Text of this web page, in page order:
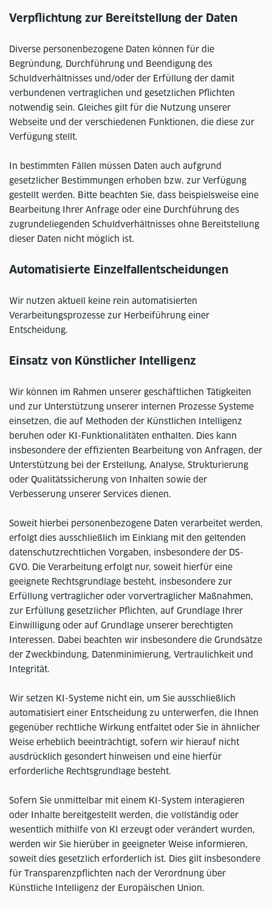
Verpflichtung zur Bereitstellung der Daten
Diverse personenbezogene Daten können für die
Begründung, Durchführung und Beendigung des
Schuldverhältnisses und/oder der Erfüllung der damit
verbundenen vertraglichen und gesetzlichen Pflichten
notwendig sein. Gleiches gilt für die Nutzung unserer
Webseite und der verschiedenen Funktionen, die diese zur
Verfügung stellt.
In bestimmten Fällen müssen Daten auch aufgrund
gesetzlicher Bestimmungen erhoben bzw. zur Verfügung
gestellt werden. Bitte beachten Sie, dass beispielsweise eine
Bearbeitung Ihrer Anfrage oder eine Durchführung des
zugrundeliegenden Schuldverhältnisses ohne Bereitstellung
dieser Daten nicht möglich ist.
Automatisierte Einzelfallentscheidungen
Wir nutzen aktuell keine rein automatisierten
Verarbeitungsprozesse zur Herbeiführung einer
Entscheidung.
Einsatz von Künstlicher Intelligenz
Wir können im Rahmen unserer geschäftlichen Tätigkeiten
und zur Unterstützung unserer internen Prozesse Systeme
einsetzen, die auf Methoden der Künstlichen Intelligenz
beruhen oder KI-Funktionalitäten enthalten. Dies kann
insbesondere der effizienten Bearbeitung von Anfragen, der
Unterstützung bei der Erstellung, Analyse, Strukturierung
oder Qualitätssicherung von Inhalten sowie der
Verbesserung unserer Services dienen.
Soweit hierbei personenbezogene Daten verarbeitet werden,
erfolgt dies ausschließlich im Einklang mit den geltenden
datenschutzrechtlichen Vorgaben, insbesondere der DS-
GVO. Die Verarbeitung erfolgt nur, soweit hierfür eine
geeignete Rechtsgrundlage besteht, insbesondere zur
Erfüllung vertraglicher oder vorvertraglicher Maßnahmen,
zur Erfüllung gesetzlicher Pflichten, auf Grundlage Ihrer
Einwilligung oder auf Grundlage unserer berechtigten
Interessen. Dabei beachten wir insbesondere die Grundsätze
der Zweckbindung, Datenminimierung, Vertraulichkeit und
Integrität.
Wir setzen KI-Systeme nicht ein, um Sie ausschließlich
automatisiert einer Entscheidung zu unterwerfen, die Ihnen
gegenüber rechtliche Wirkung entfaltet oder Sie in ähnlicher
Weise erheblich beeinträchtigt, sofern wir hierauf nicht
ausdrücklich gesondert hinweisen und eine hierfür
erforderliche Rechtsgrundlage besteht.
Sofern Sie unmittelbar mit einem KI-System interagieren
oder Inhalte bereitgestellt werden, die vollständig oder
wesentlich mithilfe von KI erzeugt oder verändert wurden,
werden wir Sie hierüber in geeigneter Weise informieren,
soweit dies gesetzlich erforderlich ist. Dies gilt insbesondere
für Transparenzpflichten nach der Verordnung über
Künstliche Intelligenz der Europäischen Union.